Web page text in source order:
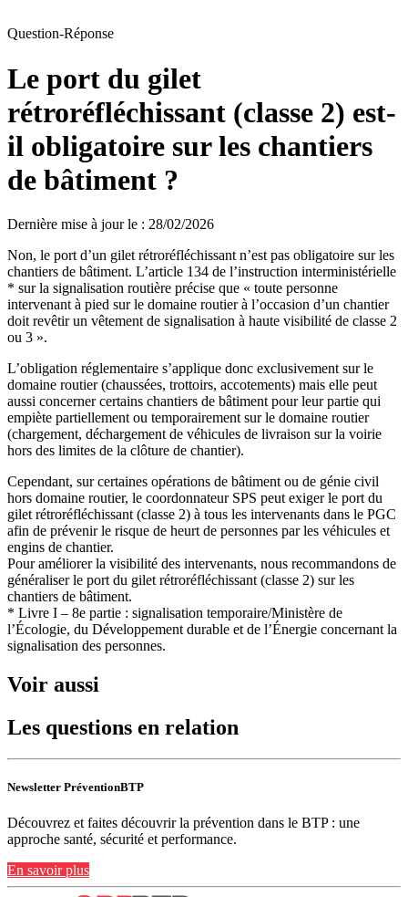
Question-Réponse
Le port du gilet
rétroréfléchissant (classe 2) est-
il obligatoire sur les chantiers
de bâtiment ?
Dernière mise à jour le : 28/02/2026
Non, le port d’un gilet rétroréfléchissant n’est pas obligatoire sur les
chantiers de bâtiment. L’article 134 de l’instruction interministérielle
* sur la signalisation routière précise que « toute personne
intervenant à pied sur le domaine routier à l’occasion d’un chantier
doit revêtir un vêtement de signalisation à haute visibilité de classe 2
ou 3 ».
L’obligation réglementaire s’applique donc exclusivement sur le
domaine routier (chaussées, trottoirs, accotements) mais elle peut
aussi concerner certains chantiers de bâtiment pour leur partie qui
empiète partiellement ou temporairement sur le domaine routier
(chargement, déchargement de véhicules de livraison sur la voirie
hors des limites de la clôture de chantier).
Cependant, sur certaines opérations de bâtiment ou de génie civil
hors domaine routier, le coordonnateur SPS peut exiger le port du
gilet rétroréfléchissant (classe 2) à tous les intervenants dans le PGC
afin de prévenir le risque de heurt de personnes par les véhicules et
engins de chantier.
Pour améliorer la visibilité des intervenants, nous recommandons de
généraliser le port du gilet rétroréfléchissant (classe 2) sur les
chantiers de bâtiment.
* Livre I – 8e partie : signalisation temporaire/Ministère de
l’Écologie, du Développement durable et de l’Énergie concernant la
signalisation des personnes.
Voir aussi
Les questions en relation
Newsletter PréventionBTP
Découvrez et faites découvrir la prévention dans le BTP : une
approche santé, sécurité et performance.
En savoir plus